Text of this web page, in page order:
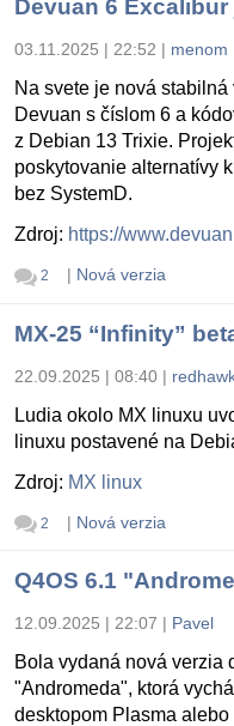
Devuan 6
03.11.2025 | 22:52 | menom
Na svete je nová
Devuan s číslom 6 a
z Debian 13 Trixie.
poskytovanie alternatívy
bez SystemD.
Zdroj: https://
2 | Nová verzia
MX-25 “Infinity”
22.09.2025 | 08:40 |
Ludia okolo MX linuxu
linuxu postavené na
Zdroj: MX linux
2 | Nová verzia
Q4OS 6.1
12.09.2025 | 22:07 | Pavel
Bola vydaná nová verzia
"Andromeda", ktorá
desktopom Plasma